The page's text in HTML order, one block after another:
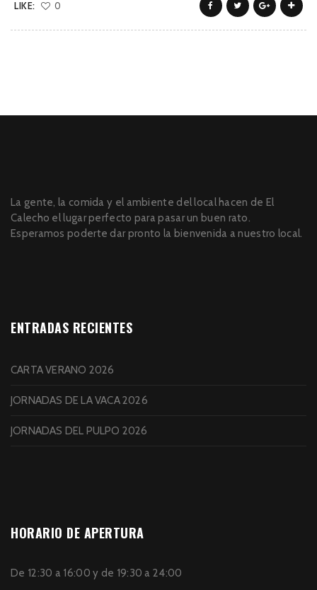
LIKE: 0
La gente, la comida y el ambiente del local hacen de El
Calecho el lugar perfecto para pasar un buen rato.
Esperamos poderte dar pronto la bienvenida a nuestro local.
ENTRADAS RECIENTES
CARTA VERANO 2026
JORNADAS DE LA VACA 2026
JORNADAS DEL PULPO 2026
HORARIO DE APERTURA
De 12:30 a 16:00 y de 19:30 a 24:00